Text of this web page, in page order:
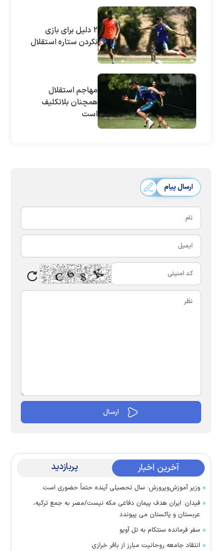
۲ دلیل برای بازی
نکردن ستاره استقلال
مهاجم استقلال
همچنان بلاتکلیف
است
ارسال پیام
آخرین اخبار پربازدید
وزیر آموزش‌وپرورش: سال تحصیلی آینده حتماً حضوری است
فیدان: ایران هدف پیمان دفاعی مکه نیست/مصر به جمع ترکیه،
عربستان و پاکستان می پیوندد
سفر فرمانده سنتکام به تل آویو
انتقاد جامعه روحانیت مبارز از باقر خرازی